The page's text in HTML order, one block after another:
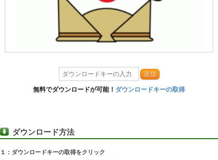
送信
無料でダウンロードが可能！ ダウンロードキーの取得
ダウンロード方法
１：ダウンロードキーの取得をクリック